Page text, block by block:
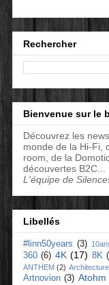
Rechercher
Bienvenue sur le
Découvrez les
monde de la Hi-Fi,
room, de la
découvertes B2C...
L'équipe de
Libellés
#linn50years (3)
360 (6) 4K (17) 8K
ANTHEM (2)
Artnovion (3) Atohm